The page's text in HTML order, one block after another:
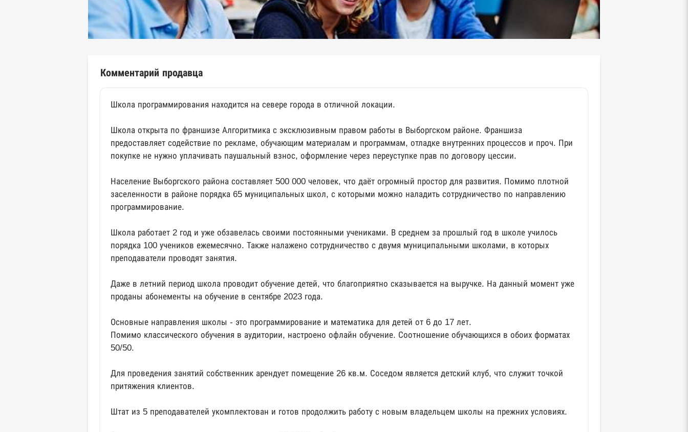
Комментарий продавца
Школа программирования находится на севере города в отличной локации.
Школа открыта по франшизе Алгоритмика с эксклюзивным правом работы в Выборгском районе. Франшиза
предоставляет содействие по рекламе, обучающим материалам и программам, отладке внутренних процессов и проч. При
покупке не нужно уплачивать паушальный взнос, оформление через переуступке прав по договору цессии.
Население Выборгского района составляет 500 000 человек, что даёт огромный простор для развития. Помимо плотной
заселенности в районе порядка 65 муниципальных школ, с которыми можно наладить сотрудничество по направлению
программирование.
Школа работает 2 год и уже обзавелась своими постоянными учениками. В среднем за прошлый год в школе училось
порядка 100 учеников ежемесячно. Также налажено сотрудничество с двумя муниципальными школами, в которых
преподаватели проводят занятия.
Даже в летний период школа проводит обучение детей, что благоприятно сказывается на выручке. На данный момент уже
проданы абонементы на обучение в сентябре 2023 года.
Основные направления школы - это программирование и математика для детей от 6 до 17 лет.
Помимо классического обучения в аудитории, настроено офлайн обучение. Соотношение обучающихся в обоих форматах
50/50.
Для проведения занятий собственник арендует помещение 26 кв.м. Соседом является детский клуб, что служит точкой
притяжения клиентов.
Штат из 5 преподавателей укомплектован и готов продолжить работу с новым владельцем школы на прежних условиях.